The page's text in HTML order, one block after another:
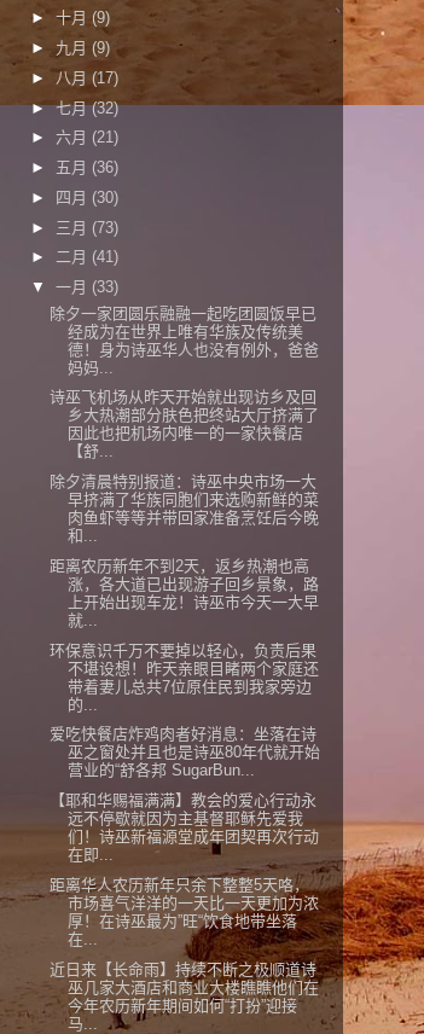
► 十月 (9)
► 九月 (9)
► 八月 (17)
►七月(32)
► 六月 (21)
► 五月 (36)
►
四月 (30)
► 三月 (73)
► 二月 (41)
▼ 一月 (33)
除夕一家团圆乐融融一起吃团圆饭早已
经成为在世界上唯有华族及传统美
德！身为诗巫华人也没有例外，爸爸
妈妈...
诗巫飞机场从昨天开始就出现访乡及回
乡大热潮部分肤色把终站大厅挤满了
因此也把机场内唯一的一家快餐店
【舒...
除夕清晨特别报道：诗巫中央市场一大
早挤满了华族同胞们来选购新鲜的菜
肉鱼虾等等并带回家准备烹饪后今晚
和...
距离农历新年不到2天，返乡热潮也高
涨，各大道已出现游子回乡景象，路
上开始出现车龙！诗巫市今天一大早
就...
环保意识千万不要掉以轻心，负责后果
不堪设想！昨天亲眼目睹两个家庭还
带着妻儿总共7位原住民到我家旁边
的...
爱吃快餐店炸鸡肉者好消息：坐落在诗
巫之窗处并且也是诗巫80年代就开始
营业的“舒各邦 SugarBun...
【耶和华赐福满满】教会的爱心行动永
远不停歇就因为主基督耶稣先爱我
们！诗巫新福源堂成年团契再次行动
在即...
距离华人农历新年只余下整整5天咯，
市场喜气洋洋的一天比一天更加为浓
厚！在诗巫最为”旺“饮食地带坐落
在...
近日来【长命雨】持续不断之极顺道诗
巫几家大酒店和商业大楼瞧瞧他们在
今年农历新年期间如何“打扮”迎接
马...